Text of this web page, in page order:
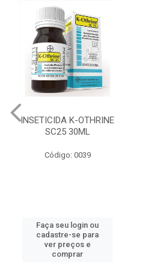
INSETICIDA K-OTHRINE
SC25 30ML
Código: 0039
Faça seu login ou
cadastre-se para
ver preços e
comprar